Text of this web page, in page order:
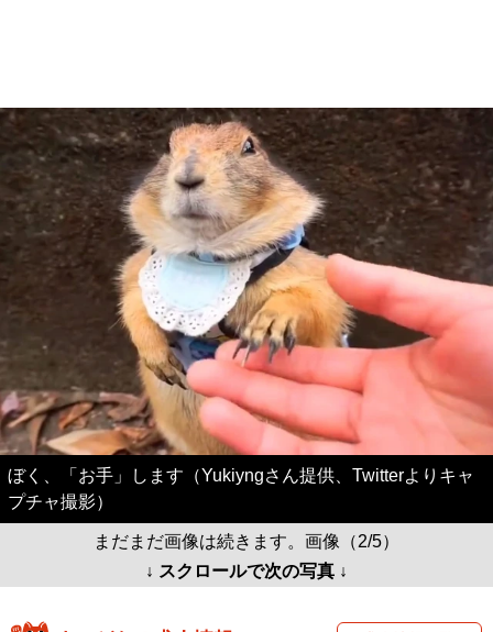
ぼく、「お手」します（Yukiyngさん提供、Twitterよりキャ
プチャ撮影）
まだまだ画像は続きます。画像（2/5）
↓ スクロールで次の写真 ↓